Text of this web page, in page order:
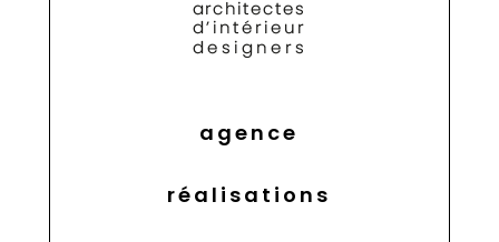
agence
réalisations